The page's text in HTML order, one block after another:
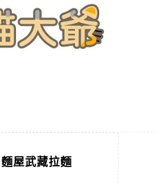
麵屋武藏拉麵